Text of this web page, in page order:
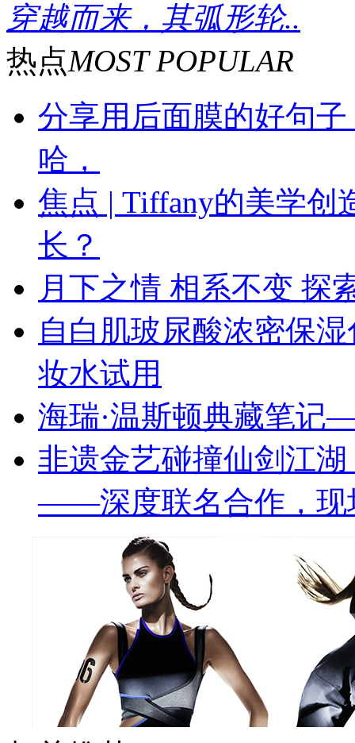
穿越而来，其弧形轮..
热点MOST POPULAR
分享用后面膜的好句
哈，
焦点 | Tiffany的美学创
长？
月下之情 相系不变 探
自白肌玻尿酸浓密保
妆水试用
海瑞·温斯顿典藏笔记
非遗金艺碰撞仙剑江
——深度联名合作，现